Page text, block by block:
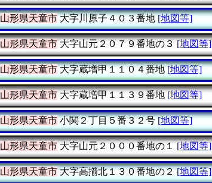
山形県天童市大字川原子４０３番地 [地図等]
山形県天童市大字山元２０７９番地の３ [地図等]
山形県天童市大字蔵増甲１１０４番地 [地図等]
山形県天童市大字蔵増甲１１３９番地 [地図等]
山形県天童市小関２丁目５番３２号 [地図等]
山形県天童市大字山元２０００番地の１ [地図等]
山形県天童市大字高擶北１３０番地の２ [地図等]